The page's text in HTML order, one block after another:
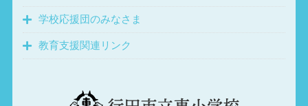
学校応援団のみなさま
教育支援関連リンク